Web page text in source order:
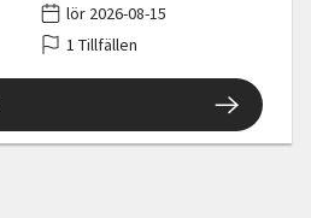
lör 2026-08-15
1 Tillfällen